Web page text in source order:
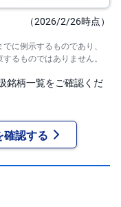
（2026/2/26時点）
に例示するものであり、
るものではありません。
銘柄一覧をご確認くだ
確認する